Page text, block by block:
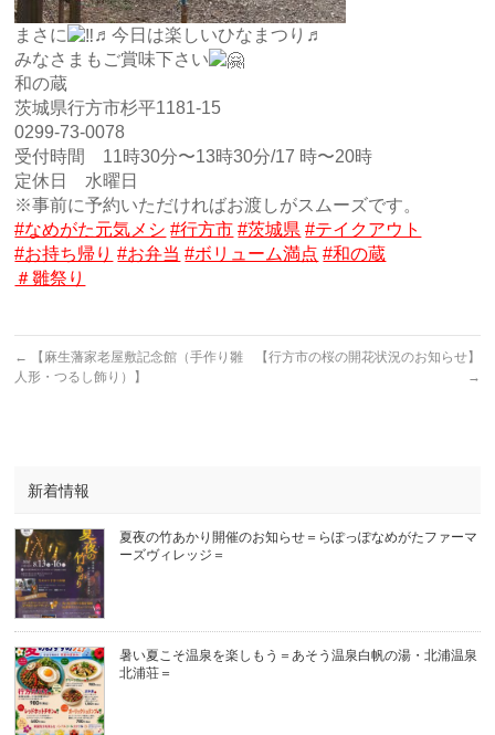
まさに
♬今日は楽しいひなまつり♬
みなさまもご賞味下さい
和の蔵
茨城県行方市杉平1181-15
0299-73-0078
受付時間 11時30分〜13時30分/17 時〜20時
定休日 水曜日
※事前に予約いただければお渡しがスムーズです。
#なめがた元気メシ #行方市 #茨城県 #テイクアウト
#お持ち帰り #お弁当 #ボリューム満点 #和の蔵
＃雛祭り
←
【麻生藩家老屋敷記念館（手作り雛
人形・つるし飾り）】
【行方市の桜の開花状況のお知らせ】
→
新着情報
夏夜の竹あかり開催のお知らせ＝らぽっぽなめがたファーマ
ーズヴィレッジ＝
暑い夏こそ温泉を楽しもう＝あそう温泉白帆の湯・北浦温泉
北浦荘＝